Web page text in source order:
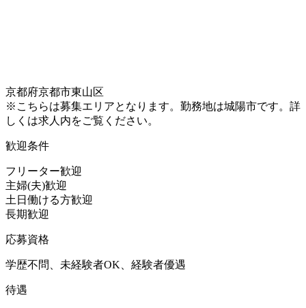
京都府京都市東山区
※こちらは募集エリアとなります。勤務地は城陽市です。詳
しくは求人内をご覧ください。
歓迎条件
フリーター歓迎
主婦(夫)歓迎
土日働ける方歓迎
長期歓迎
応募資格
学歴不問、未経験者OK、経験者優遇
待遇